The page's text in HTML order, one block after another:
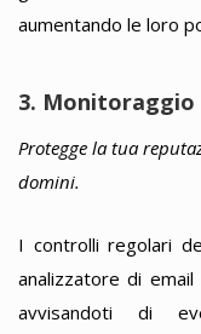
aumentando le loro
3. Monitoraggio
Protegge la tua
domini.
I controlli regolari
analizzatore di
avvisandoti di